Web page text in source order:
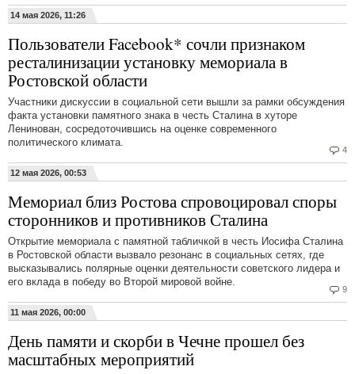
14 мая 2026, 11:26
4
Пользователи Facebook* сочли признаком
ресталинизации установку мемориала в
Ростовской области
Участники дискуссии в социальной сети вышли за рамки обсуждения
факта установки памятного знака в честь Сталина в хуторе
Ленинован, сосредоточившись на оценке современного
политического климата.
12 мая 2026, 00:53
9
Мемориал близ Ростова спровоцировал споры
сторонников и противников Сталина
Открытие мемориала с памятной табличкой в честь Иосифа Сталина
в Ростовской области вызвало резонанс в социальных сетях, где
высказывались полярные оценки деятельности советского лидера и
его вклада в победу во Второй мировой войне.
11 мая 2026, 00:00
День памяти и скорби в Чечне прошел без
масштабных мероприятий